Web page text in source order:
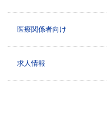
医療関係者向け
求人情報